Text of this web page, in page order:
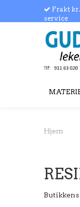
Frakt
service
Hjem